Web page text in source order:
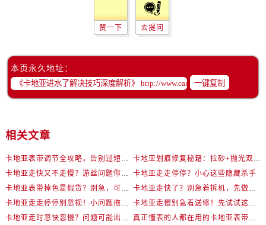
赞一下 去提问
本页永久地址：
一键复制
相关文章
卡地亚表带调节全攻略，告别过短烦恼
卡地亚划痕修复秘籍：拉砂+抛光双工艺还原如新
卡地亚走快又不走慢？游丝问题你了解多少？
卡地亚走走停停？小心这些隐藏杀手
卡地亚表带掉色是假货？别急，可能是这些日常习惯惹的祸
卡地亚走快了？别急着拆机，先做这一步
卡地亚走走停停别忽视！小问题拖成大修很烧钱
卡地亚走慢别急着送修！先试试这些方法
卡地亚走时忽快忽慢？问题可能出在你睡觉时！
真正懂表的人都在用的卡地亚表带调节技巧